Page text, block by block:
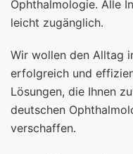
Ophthalmologie. Alle
leicht zugänglich.
Wir wollen den Alltag
erfolgreich und
Lösungen, die Ihnen
deutschen
verschaffen.